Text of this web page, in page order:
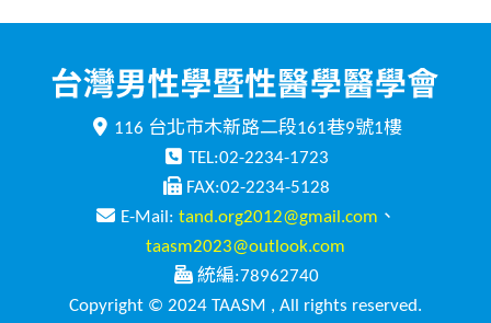
116 台北市木新路二段161巷9號1樓
TEL:02-2234-1723
FAX:02-2234-5128
E-Mail: tand.org2012@gmail.com 、
taasm2023@outlook.com
統編:78962740
Copyright © 2024 TAASM , All rights reserved.